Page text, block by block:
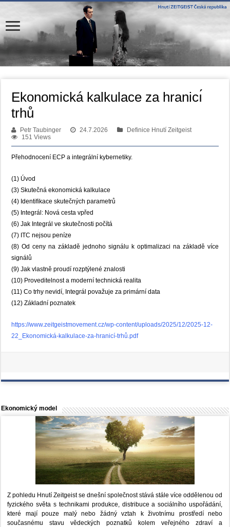
Ekonomická kalkulace za hranicı́
trhů
Petr Taubinger 24.7.2026
Definice Hnutí Zeitgeist
151 Views
Přehodnocení ECP a integrální kybernetiky.
(1) Úvod
(3) Skutečná ekonomická kalkulace
(4) Identifikace skutečných parametrů
(5) Integrál: Nová cesta vpřed
(6) Jak Integrál ve skutečnosti počítá
(7) ITC nejsou peníze
(8) Od ceny na základě jednoho signálu k optimalizaci na základě více
signálů
(9) Jak vlastně proudí rozptýlené znalosti
(10) Proveditelnost a moderní technická realita
(11) Co trhy nevidí, Integrál považuje za primární data
(12) Základní poznatek
https://www.zeitgeistmovement.cz/wp-content/uploads/2025/12/2025-12-
22_Ekonomická-kalkulace-za-hranicí-trhů.pdf
Ekonomický model
Z pohledu Hnutí Zeitgeist se dnešní společnost stává stále více oddělenou od
fyzického světa s technikami produkce, distribuce a sociálního uspořádání,
které mají pouze malý nebo žádný vztah k životnímu prostředí nebo
současnému stavu vědeckých poznatků kolem veřejného zdraví a